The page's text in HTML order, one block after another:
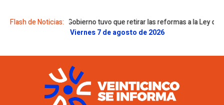
Flash de Noticias:
pero el Gobierno tuvo que retirar las reformas a la Ley de Tierras
Viernes 7 de agosto de 2026